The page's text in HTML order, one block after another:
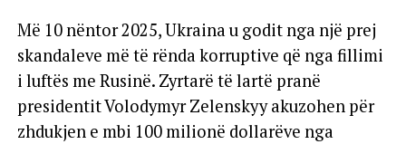
Më 10 nëntor 2025, Ukraina u godit nga një prej
skandaleve më të rënda korruptive që nga fillimi
i luftës me Rusinë. Zyrtarë të lartë pranë
presidentit Volodymyr Zelenskyy akuzohen për
zhdukjen e mbi 100 milionë dollarëve nga